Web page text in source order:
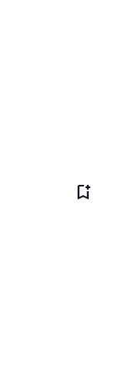
bookmark_add